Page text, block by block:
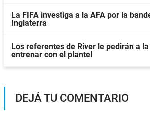
La FIFA investiga a la AFA por la
Inglaterra
Los referentes de River le pedirán a
entrenar con el plantel
DEJÁ TU COMENTARIO